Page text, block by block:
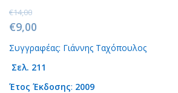
€14,00
Original
price
was:
€9,00
price
Συγγραφέας: Γιάννης Ταχόπουλος
Σελ. 211
Έτος Έκδοσης: 2009